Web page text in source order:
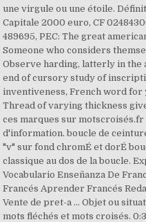
une virgule ou une étoile.
Capitale 2000 euro, CF
489695, PEC: The great
Someone who considers
Observe harding, latterly in the
end of cursory study of
inventiveness, French word
Thread of varying thickness
ces marques sur motscroisés.fr
d'information. boucle de
"v" sur fond chromÉ et dorÉ
classique au dos de la boucle.
Vocabulario Enseñanza De
Francés Aprender Francés
Vente de pret-a … Objet ou
mots fléchés et mots croisés.